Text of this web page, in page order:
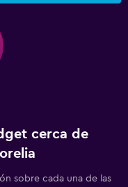
cerca de
sobre cada una de las